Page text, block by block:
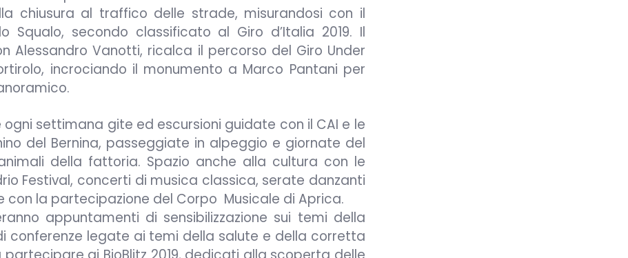
chiusura al traffico delle strade, misurandosi con il
secondo classificato al Giro d’Italia 2019. Il
Alessandro Vanotti, ricalca il percorso del Giro Under
incrociando il monumento a Marco Pantani per
ogni settimana gite ed escursioni guidate con il CAI e le
del Bernina, passeggiate in alpeggio e giornate del
della fattoria. Spazio anche alla cultura con le
Festival, concerti di musica classica, serate danzanti
la partecipazione del Corpo Musicale di Aprica.
appuntamenti di sensibilizzazione sui temi della
conferenze legate ai temi della salute e della corretta